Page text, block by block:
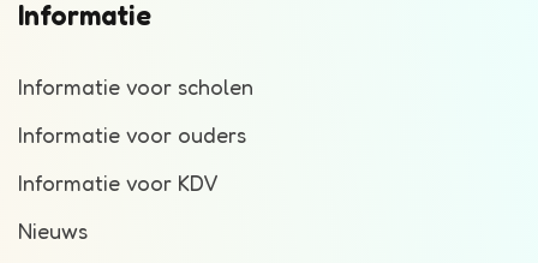
Informatie
Informatie voor scholen
Informatie voor ouders
Informatie voor KDV
Nieuws